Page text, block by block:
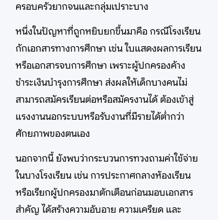
ครอบครัวยากจนและกลุ่มเปราะบาง
หนึ่งในปัญหาที่ถูกหยิบยกขึ้นมาคือ กรณีโรงเรียน
กักเอกสารทางการศึกษา เช่น ใบแสดงผลการเรียน
หรือเอกสารจบการศึกษา เพราะผู้ปกครองค้าง
ชำระเงินบำรุงการศึกษา ส่งผลให้เด็กบางคนไม่
สามารถสมัครเรียนต่อหรือสมัครงานได้ ต้องเข้าสู่
แรงงานนอกระบบหรือรับงานที่มีรายได้ต่ำกว่า
ศักยภาพของตนเอง
นอกจากนี้ ยังพบว่ากระบวนการทวงถามค่าใช้จ่าย
ในบางโรงเรียน เช่น การประกาศกลางห้องเรียน
หรือเรียกผู้ปกครองมาตักเตือนก่อนมอบเอกสาร
สำคัญ ได้สร้างความอับอาย ความเครียด และ